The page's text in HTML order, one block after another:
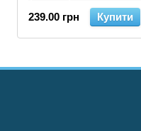
239.00 грн
Купити